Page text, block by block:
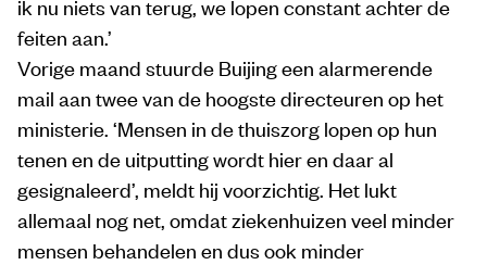
ik nu niets van terug, we lopen constant achter de
feiten aan.’
Vorige maand stuurde Buijing een alarmerende
mail aan twee van de hoogste directeuren op het
ministerie. ‘Mensen in de thuiszorg lopen op hun
tenen en de uitputting wordt hier en daar al
gesignaleerd’, meldt hij voorzichtig. Het lukt
allemaal nog net, omdat ziekenhuizen veel minder
mensen behandelen en dus ook minder